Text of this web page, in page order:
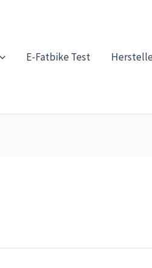
E-Fatbike Test